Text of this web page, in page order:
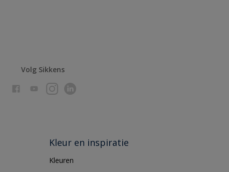
Volg Sikkens
Kleur en inspiratie
Kleuren